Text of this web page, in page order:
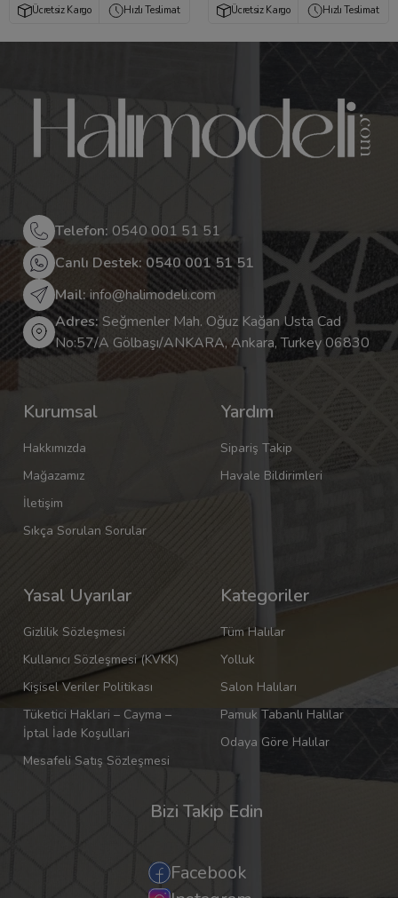
Ücretsiz Kargo Hızlı Teslimat Ücretsiz Kargo Hızlı Teslimat
Telefon: 0540 001 51 51
Canlı Destek: 0540 001 51 51
Mail:info@halimodeli.com
Adres: Seğmenler Mah. Oğuz Kağan Usta Cad
No:57/A Gölbaşı/ANKARA, Ankara, Turkey 06830
Kurumsal
Hakkımızda
Mağazamız
İletişim
Sıkça Sorulan Sorular
Yardım
Sipariş Takip
Havale Bildirimleri
Yasal Uyarılar
Gizlilik Sözleşmesi
Kullanıcı Sözleşmesi (KVKK)
Kişisel Veriler Politikası
Tüketici Haklari – Cayma –
İptal İade Koşullari
Mesafeli Satış Sözleşmesi
Kategoriler
Tüm Halılar
Yolluk
Salon Halıları
Pamuk Tabanlı Halılar
Odaya Göre Halılar
Bizi Takip Edin
Facebook